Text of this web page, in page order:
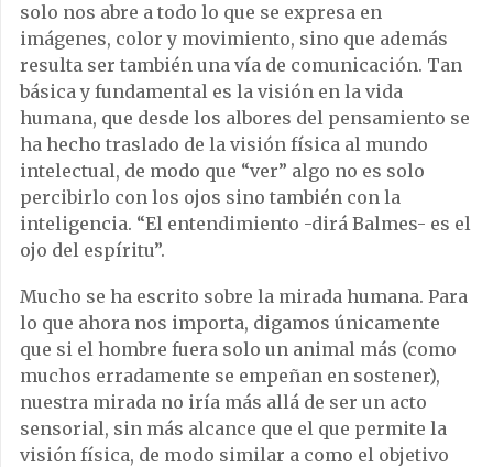
solo nos abre a todo lo que se expresa en
imágenes, color y movimiento, sino que además
resulta ser también una vía de comunicación. Tan
básica y fundamental es la visión en la vida
humana, que desde los albores del pensamiento se
ha hecho traslado de la visión física al mundo
intelectual, de modo que “ver” algo no es solo
percibirlo con los ojos sino también con la
inteligencia. “El entendimiento -dirá Balmes- es el
ojo del espíritu”.
Mucho se ha escrito sobre la mirada humana. Para
lo que ahora nos importa, digamos únicamente
que si el hombre fuera solo un animal más (como
muchos erradamente se empeñan en sostener),
nuestra mirada no iría más allá de ser un acto
sensorial, sin más alcance que el que permite la
visión física, de modo similar a como el objetivo